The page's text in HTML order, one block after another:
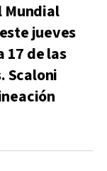
Mundial
jueves
17 de las
Scaloni